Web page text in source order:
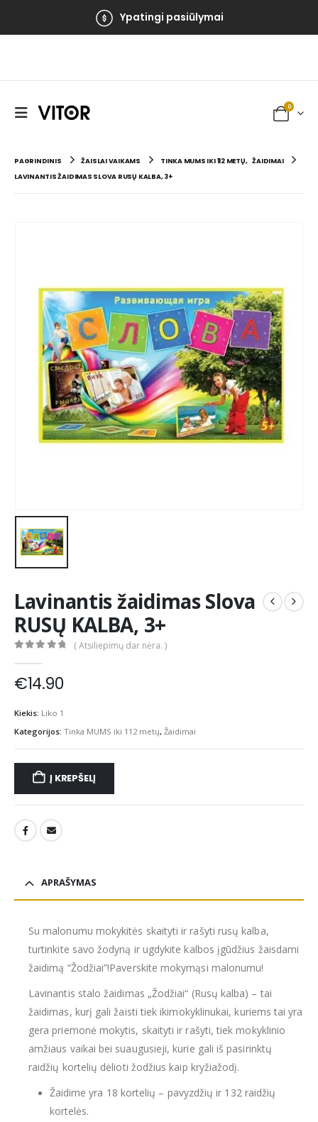
Ypatingi pasiūlymai
0
PAGRINDINIS ŽAISLAI VAIKAMS TINKA MUMS IKI 112 METŲ, ŽAIDIMAI
LAVINANTIS ŽAIDIMAS SLOVA RUSŲ KALBA, 3+
Lavinantis žaidimas Slova
RUSŲ KALBA, 3+
( Atsiliepimų dar nėra. )
€14.90
Kiekis: Liko 1
Kategorijos: Tinka MUMS iki 112 metų, Žaidimai
Į KREPŠELĮ
APRAŠYMAS
Su malonumu mokykitės skaityti ir rašyti rusų kalba,
turtinkite savo žodyną ir ugdykite kalbos įgūdžius žaisdami
žaidimą “Žodžiai”!Paverskite mokymąsi malonumu!
Lavinantis stalo žaidimas „Žodžiai“ (Rusų kalba) – tai
žaidimas, kurį gali žaisti tiek ikimokyklinukai, kuriems tai yra
gera priemonė mokytis, skaityti ir rašyti, tiek mokyklinio
amžiaus vaikai bei suaugusieji, kurie gali iš pasirinktų
raidžių kortelių dėlioti žodžius kaip kryžiažodį.
Žaidime yra 18 kortelių – pavyzdžių ir 132 raidžių
kortelės.